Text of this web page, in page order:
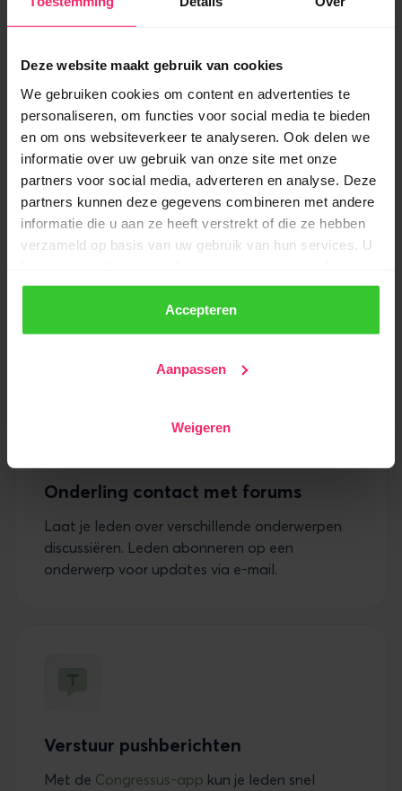
Deze website maakt gebruik van cookies
We gebruiken cookies om content en advertenties te
personaliseren, om functies voor social media te bieden
en om ons websiteverkeer te analyseren. Ook delen we
informatie over uw gebruik van onze site met onze
partners voor social media, adverteren en analyse. Deze
partners kunnen deze gegevens combineren met andere
informatie die u aan ze heeft verstrekt of die ze hebben
verzameld op basis van uw gebruik van hun services. U
intrekken via de knop linksonder in uw scherm.
We werken samen met22 derdendie uw gegevens
Accepteren
Aanpassen
Weigeren
Aandacht via SMS
ledenadministratie. Snel en betrouwbaar
Statistieken en overzicht
krijgt de resultaten in een handig overzicht.
Onderling contact met forums
Laat je leden over verschillende onderwerpen
discussiëren. Leden abonneren op een
onderwerp voor updates via e-mail.
Verstuur pushberichten
Met de Congressus-app kun je leden snel